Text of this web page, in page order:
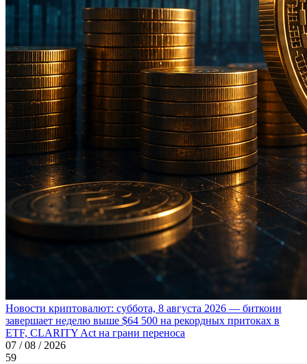
Новости криптовалют: суббота, 8 августа 2026 — биткоин
завершает неделю выше $64 500 на рекордных притоках в
ETF, CLARITY Act на грани переноса
07 / 08 / 2026
59